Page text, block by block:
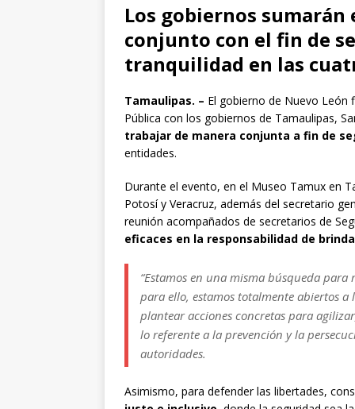
Los gobiernos
conjunto con el fin de
tranquilidad en las
Tamaulipas. – El gobierno de Nuevo León
Pública con los gobiernos de Tamaulipas,
trabajar de manera conjunta a fin de
entidades.
Durante el evento, en el Museo Tamux en
Potosí y Veracruz, además del secretario
reunión acompañados de secretarios de
eficaces en la responsabilidad de
“Estamos en una misma búsqueda
para ello, estamos totalmente abiertos
plantear acciones concretas para
lo referente a la prevención y la
autoridades.
Asimismo, para defender las libertades,